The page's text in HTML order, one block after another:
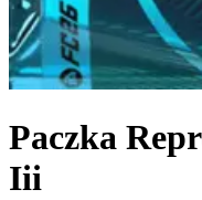
Paczka
Iii